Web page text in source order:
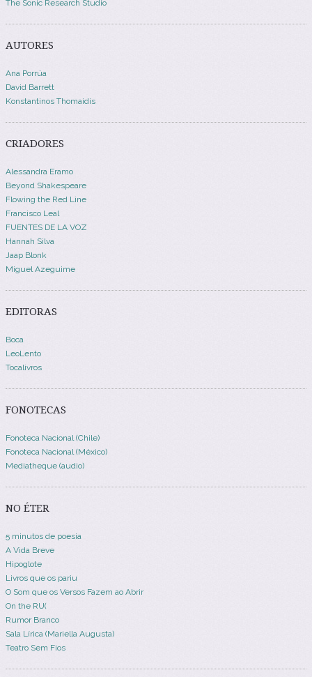
The Sonic Research Studio
AUTORES
Ana Porrúa
David Barrett
Konstantinos Thomaidis
CRIADORES
Alessandra Eramo
Beyond Shakespeare
Flowing the Red Line
Francisco Leal
FUENTES DE LA VOZ
Hannah Silva
Jaap Blonk
Miguel Azeguime
EDITORAS
Boca
LeoLento
Tocalivros
FONOTECAS
Fonoteca Nacional (Chile)
Fonoteca Nacional (México)
Mediatheque (audio)
NO ÉTER
5 minutos de poesia
A Vida Breve
Hipoglote
Livros que os pariu
O Som que os Versos Fazem ao Abrir
On the RU(
Rumor Branco
Sala Lírica (Mariella Augusta)
Teatro Sem Fios